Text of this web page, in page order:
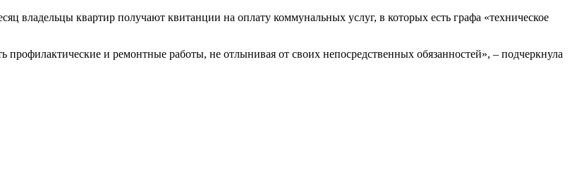
владельцы квартир получают квитанции на оплату коммунальных услуг, в которых есть графа «техническое
и ремонтные работы, не отлынивая от своих непосредственных обязанностей», – подчеркнула